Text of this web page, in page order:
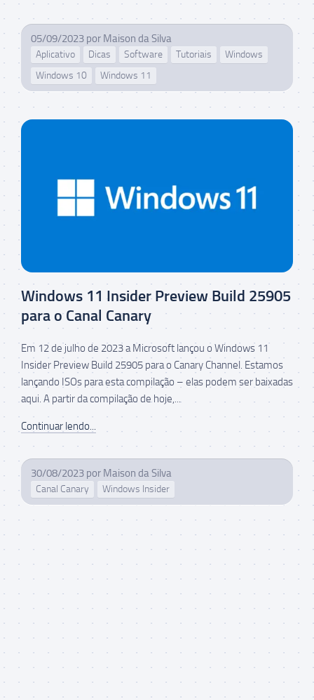
05/09/2023 por Maison da Silva
Aplicativo Dicas Software Tutoriais
Windows
Windows 10
Windows 11
Windows 11 Insider Preview Build 25905
para o Canal Canary
Em 12 de julho de 2023 a Microsoft lançou o Windows 11
Insider Preview Build 25905 para o Canary Channel. Estamos
lançando ISOs para esta compilação – elas podem ser baixadas
aqui. A partir da compilação de hoje,...
Continuar lendo...
30/08/2023 por Maison da Silva
Canal Canary Windows Insider